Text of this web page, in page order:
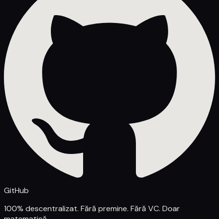
GitHub
100% descentralizat. Fără premine. Fără VC. Doar